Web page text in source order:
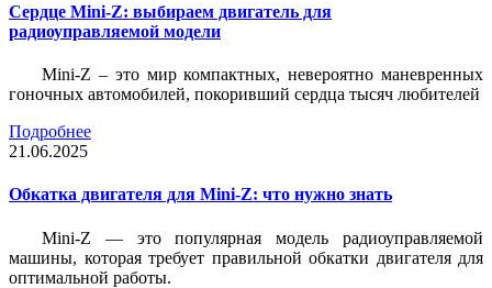
Сердце Mini-Z: выбираем двигатель для
радиоуправляемой модели
Mini-Z – это мир компактных, невероятно маневренных
гоночных автомобилей, покоривший сердца тысяч любителей
Подробнее
21.06.2025
Обкатка двигателя для Mini-Z: что нужно знать
Mini-Z — это популярная модель радиоуправляемой
машины, которая требует правильной обкатки двигателя для
оптимальной работы.